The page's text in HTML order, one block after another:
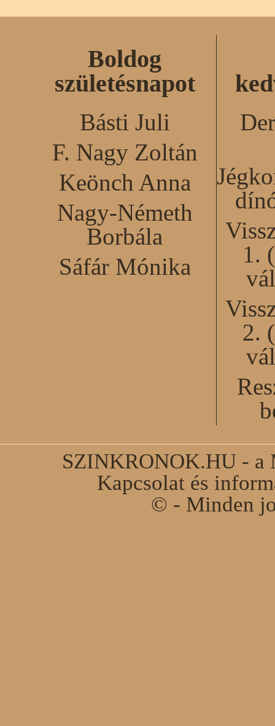
Boldog
születésnapot
Básti Juli
F. Nagy Zoltán
Keönch Anna
Nagy-Németh
Borbála
Sáfár Mónika
1.
2.
SZINKRONOK.HU - a
Kapcsolat és
© - Minden